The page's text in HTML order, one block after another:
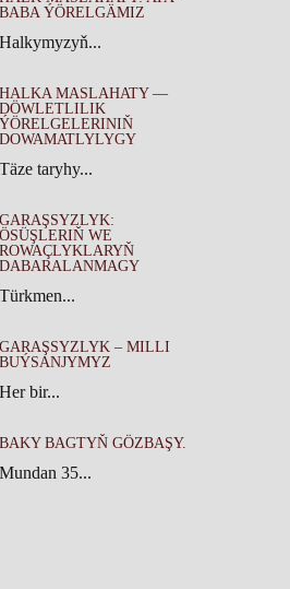
BABA ÝÖRELGÄMIZ
Halkymyzyň...
HALKA MASLAHATY —
DÖWLETLILIK
ÝÖRELGELERINIŇ
DOWAMATLYLYGY
Täze taryhy...
GARAŞSYZLYK:
ÖSÜŞLERIŇ WE
ROWAÇLYKLARYŇ
DABARALANMAGY
Türkmen...
GARAŞSYZLYK – MILLI
BUÝSANJYMYZ
Her bir...
BAKY BAGTYŇ GÖZBAŞY.
Mundan 35...